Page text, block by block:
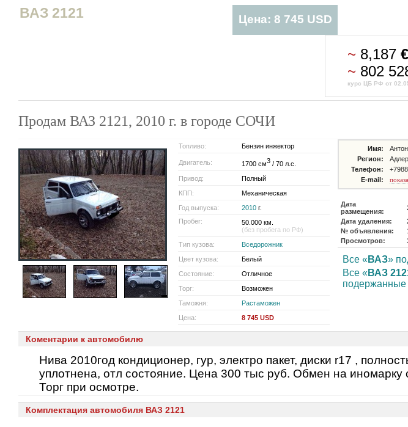
ВАЗ 2121 Цена: 8 745 USD
~ 8,187€
~ 802
курс ЦБ РФ от
Продам ВАЗ 2121, 2010 г. в городе СОЧИ
Топливо: Бензин инжектор
Двигатель: 1700 см3 / 70 л.с.
Привод:
Полный
КПП:
Механическая
Год выпуска:
2010 г.
Пробег:
50.000 км.
(без пробега по РФ)
Тип кузова:
Вседорожник
Цвет кузова:
Белый
Состояние:
Отличное
Торг:
Возможен
Таможня:
Растаможен
Цена:
8 745 USD
Имя:
Антон
Регион:
Адлер
Телефон:
E-mail:
Дата
размещения:
Дата удаления:
№ объявления:
Просмотров:
Все « ВАЗ»
Все « ВАЗ
подержанные
Коментарии к автомобилю
Нива 2010год кондиционер, гур, электро пакет, диски r17 ,
уплотнена, отл состояние. Цена 300 тыс руб. Обмен на иномарку
Торг при осмотре.
Комплектация автомобиля ВАЗ 2121